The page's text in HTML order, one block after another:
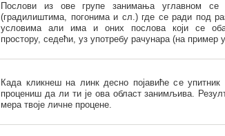
Послови из ове групе занимања углавном се
(градилиштима, погонима и сл.) где се ради под
условима али има и оних послова који се
простору, седећи, уз употребу рачунара (на пример
Када кликнеш на линк десно појавиће се
процениш да ли ти је ова област занимљива.
мера твоје личне процене.